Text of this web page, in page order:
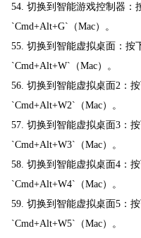
54. 切换到智能游戏控制器：
`Cmd+Alt+G`（Mac）。
55. 切换到智能虚拟桌面：按
`Cmd+Alt+W`（Mac）。
56. 切换到智能虚拟桌面2：
`Cmd+Alt+W2`（Mac）。
57. 切换到智能虚拟桌面3：
`Cmd+Alt+W3`（Mac）。
58. 切换到智能虚拟桌面4：
`Cmd+Alt+W4`（Mac）。
59. 切换到智能虚拟桌面5：
`Cmd+Alt+W5`（Mac）。